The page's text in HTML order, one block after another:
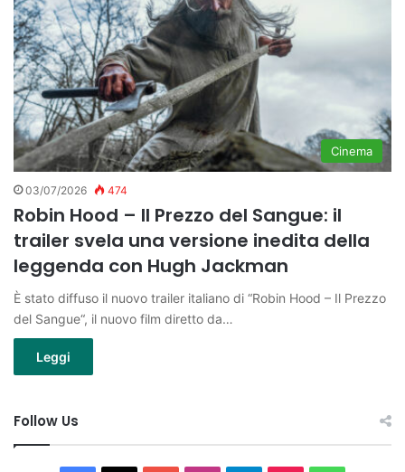
Cinema
03/07/2026 474
Robin Hood – Il Prezzo del Sangue: il
trailer svela una versione inedita della
leggenda con Hugh Jackman
È stato diffuso il nuovo trailer italiano di “Robin Hood – Il Prezzo
del Sangue“, il nuovo film diretto da…
Leggi
Follow Us